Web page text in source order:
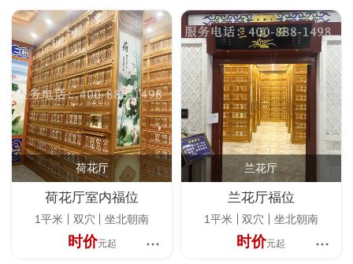
荷花厅
荷花厅室内福位
1平米 双穴 坐北朝南
时价元起
兰花厅
兰花厅福位
1平米 双穴 坐北朝南
时价元起